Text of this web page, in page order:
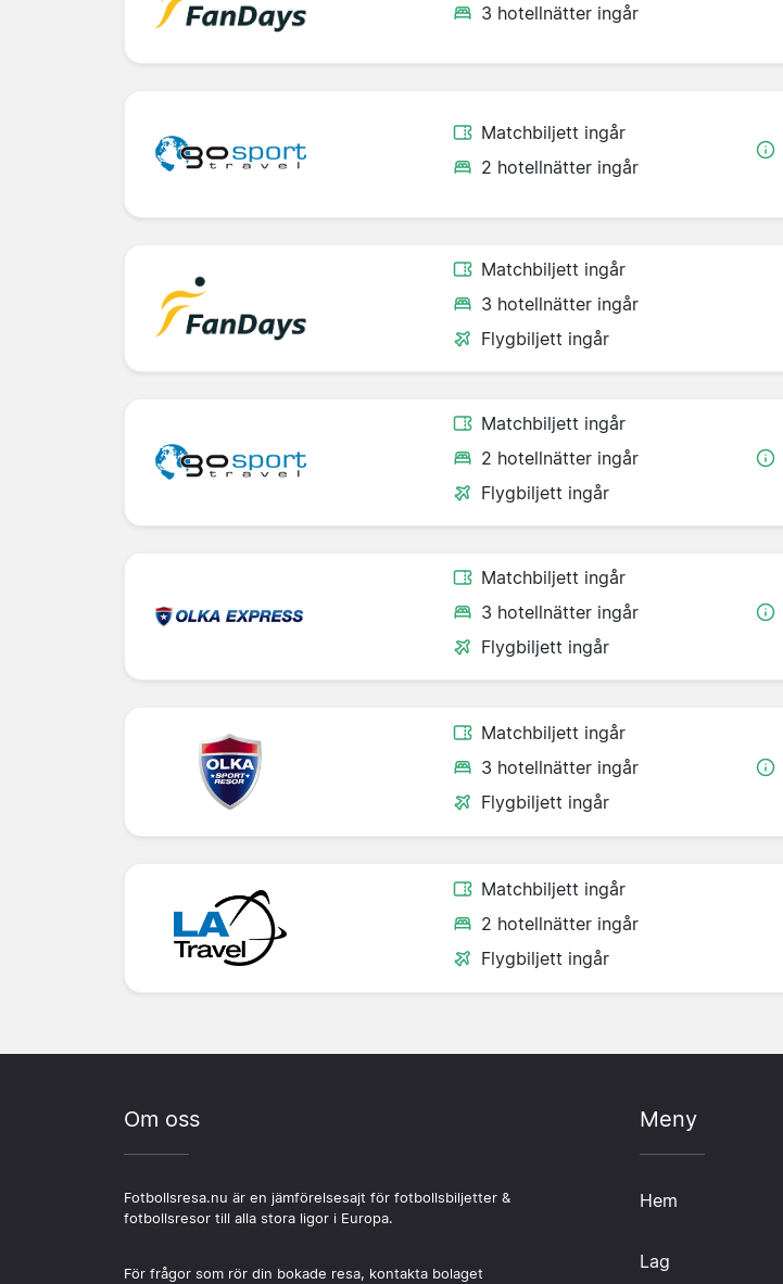
3 hotellnätter ingår
Matchbiljett ingår
2 hotellnätter ingår
Matchbiljett ingår
3 hotellnätter ingår
Flygbiljett ingår
Matchbiljett ingår
2 hotellnätter ingår
Flygbiljett ingår
Matchbiljett ingår
3 hotellnätter ingår
Flygbiljett ingår
Matchbiljett ingår
3 hotellnätter ingår
Flygbiljett ingår
Matchbiljett ingår
2 hotellnätter ingår
Flygbiljett ingår
Om oss
Fotbollsresa.nu är en jämförelsesajt för fotbollsbiljetter &
fotbollsresor till alla stora ligor i Europa.
För frågor som rör din bokade resa, kontakta bolaget
Meny
Hem
Lag